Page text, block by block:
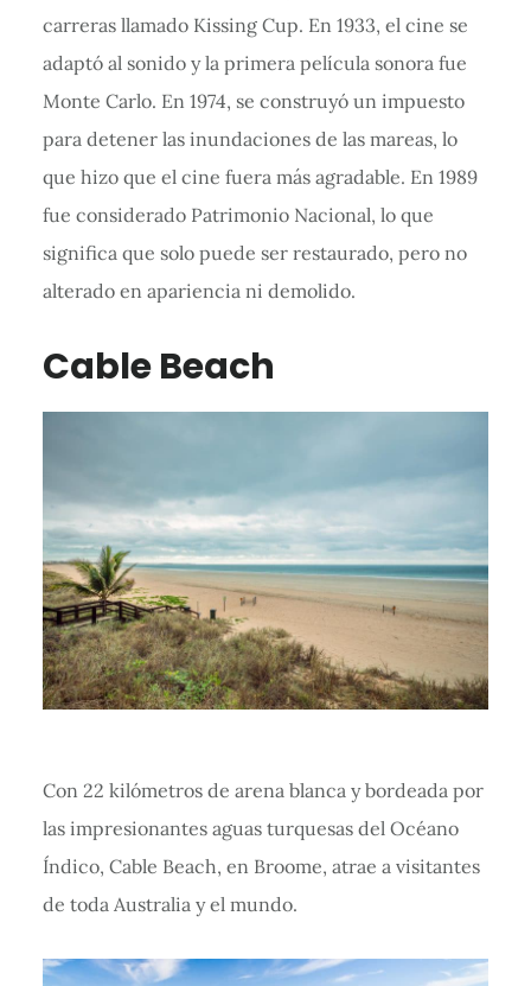
carreras llamado Kissing Cup. En 1933, el cine se
adaptó al sonido y la primera película sonora fue
Monte Carlo. En 1974, se construyó un impuesto
para detener las inundaciones de las mareas, lo
que hizo que el cine fuera más agradable. En 1989
fue considerado Patrimonio Nacional, lo que
significa que solo puede ser restaurado, pero no
alterado en apariencia ni demolido.
Cable Beach
Con 22 kilómetros de arena blanca y bordeada por
las impresionantes aguas turquesas del Océano
Índico, Cable Beach, en Broome, atrae a visitantes
de toda Australia y el mundo.